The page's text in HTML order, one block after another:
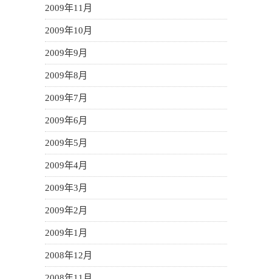
2009年11月
2009年10月
2009年9月
2009年8月
2009年7月
2009年6月
2009年5月
2009年4月
2009年3月
2009年2月
2009年1月
2008年12月